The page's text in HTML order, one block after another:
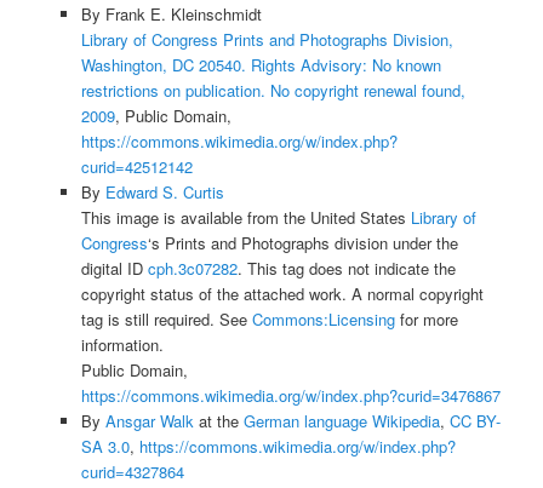
By Frank E. Kleinschmidt
Library of Congress Prints and Photographs Division,
Washington, DC 20540. Rights Advisory: No known
restrictions on publication. No copyright renewal found,
2009, Public Domain,
https://commons.wikimedia.org/w/index.php?
curid=42512142
By Edward S. Curtis
This image is available from the United States Library of
Congress‘s Prints and Photographs division under the
digital ID cph.3c07282. This tag does not indicate the
copyright status of the attached work. A normal copyright
tag is still required. See Commons:Licensingfor more
information.
Public Domain,
https://commons.wikimedia.org/w/index.php?curid=3476867
By Ansgar Walk at the German language Wikipedia, CC BY-
SA 3.0, https://commons.wikimedia.org/w/index.php?
curid=4327864